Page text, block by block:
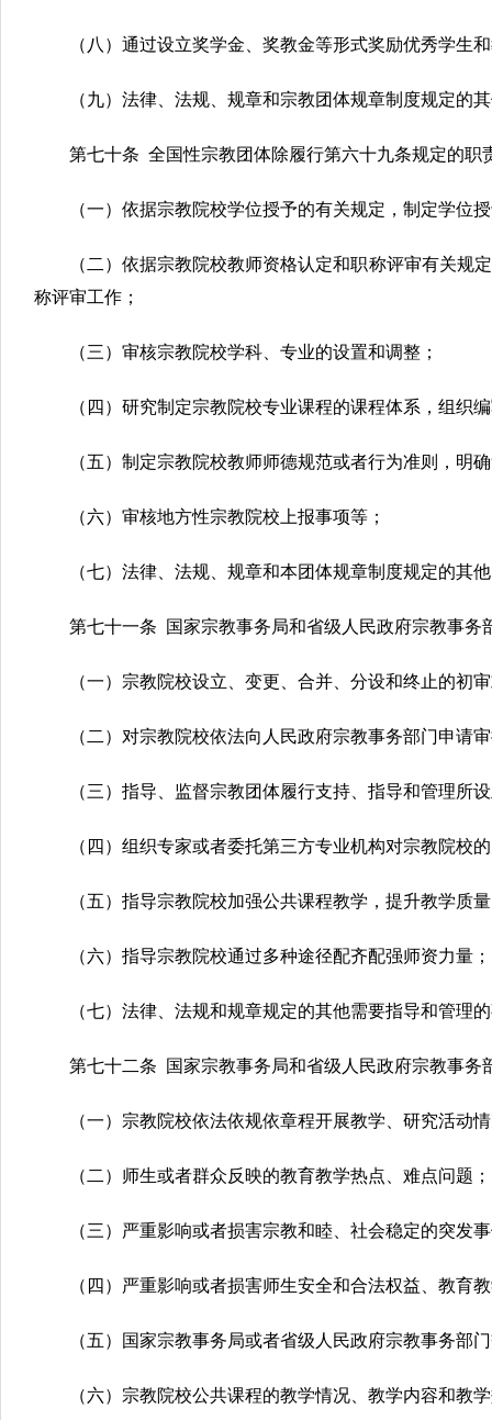
（八）通过设立奖学金、奖教金等形式奖励优秀学生
（九）法律、法规、规章和宗教团体规章制度规定的
第七十条 全国性宗教团体除履行第六十九条规定的职
（一）依据宗教院校学位授予的有关规定，制定学位
（二）依据宗教院校教师资格认定和职称评审有关
称评审工作；
（三）审核宗教院校学科、专业的设置和调整；
（四）研究制定宗教院校专业课程的课程体系，组织
（五）制定宗教院校教师师德规范或者行为准则，明
（六）审核地方性宗教院校上报事项等；
（七）法律、法规、规章和本团体规章制度规定的其
第七十一条 国家宗教事务局和省级人民政府宗教事
（一）宗教院校设立、变更、合并、分设和终止的初
（二）对宗教院校依法向人民政府宗教事务部门申请
（三）指导、监督宗教团体履行支持、指导和管理所
（四）组织专家或者委托第三方专业机构对宗教院校
（五）指导宗教院校加强公共课程教学，提升教学质
（六）指导宗教院校通过多种途径配齐配强师资力量；
（七）法律、法规和规章规定的其他需要指导和管理
第七十二条 国家宗教事务局和省级人民政府宗教事
（一）宗教院校依法依规依章程开展教学、研究活动
（二）师生或者群众反映的教育教学热点、难点问题；
（三）严重影响或者损害宗教和睦、社会稳定的突发
（四）严重影响或者损害师生安全和合法权益、教育
（五）国家宗教事务局或者省级人民政府宗教事务部
（六）宗教院校公共课程的教学情况、教学内容和教